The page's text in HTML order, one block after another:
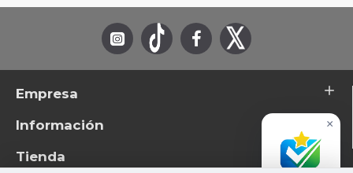
Empresa
Información
Tienda
×